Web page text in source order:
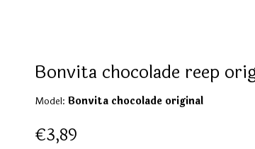
Bonvita chocolade reep
Model:Bonvita chocolade original
€3,89